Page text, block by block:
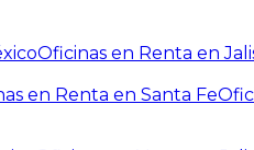
Oficinas en Renta en
en Renta en Santa Fe